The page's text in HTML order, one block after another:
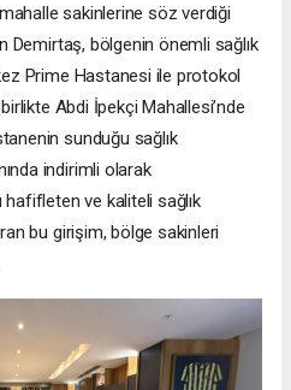
sakinlerine söz verdiği
Demirtaş, bölgenin önemli sağlık
Prime Hastanesi ile protokol
Abdi İpekçi Mahallesi’nde
sunduğu sağlık
indirimli olarak
ve kaliteli sağlık
bu girişim, bölge sakinleri